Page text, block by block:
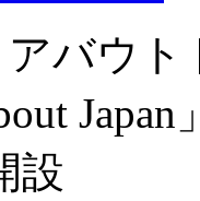
バウ
設